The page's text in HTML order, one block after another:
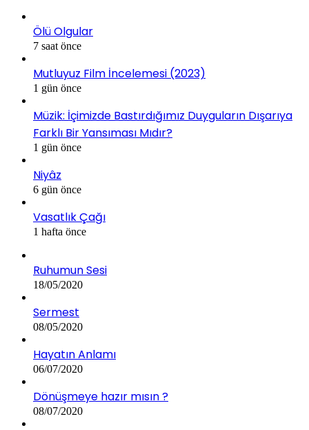
Ölü Olgular
7 saat önce
Mutluyuz Film İncelemesi (2023)
1 gün önce
Müzik: İçimizde Bastırdığımız Duyguların Dışarıya
Farklı Bir Yansıması Mıdır?
1 gün önce
Niyâz
6 gün önce
Vasatlık Çağı
1 hafta önce
Ruhumun Sesi
18/05/2020
Sermest
08/05/2020
Hayatın Anlamı
06/07/2020
Dönüşmeye hazır mısın ?
08/07/2020